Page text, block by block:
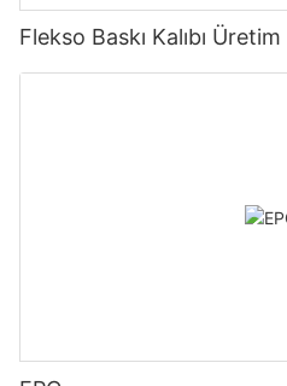
Flekso Baskı Kalıbı